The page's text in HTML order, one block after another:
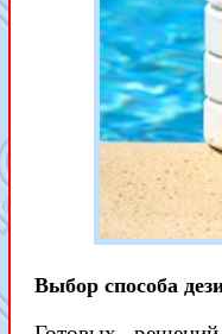
Выбор способа